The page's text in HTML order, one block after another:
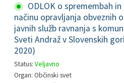
ODLOK o spremembah
načinu opravljanja obveznih
javnih služb ravnanja s
Sveti Andraž v Slovenskih
2020)
Status: Veljavno
Organ: Občinski svet